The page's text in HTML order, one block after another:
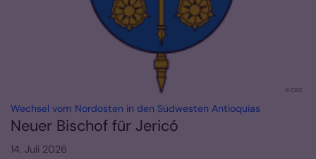
© CEC
Wechsel vom Nordosten in den Südwesten Antioquias
Neuer Bischof für Jericó
14. Juli 2026